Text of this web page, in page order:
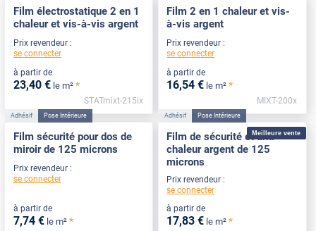
Film électrostatique 2 en 1
chaleur et vis-à-vis argent
Prix revendeur :
se connecter
à partir de
23,40 € le m² *
STATmixt-215ix
Film 2 en 1 chaleur et vis-
à-vis argent
Prix revendeur :
se connecter
à partir de
16,54 € le m² *
MIXT-200x
Adhésif Pose Intérieure
Film sécurité pour dos de
miroir de 125 microns
Prix revendeur :
se connecter
à partir de
7,74 € le m² *
Meilleure vente
Adhésif Pose Intérieure
Film de sécurité et anti-
chaleur argent de 125
microns
Prix revendeur :
se connecter
à partir de
17,83 € le m² *